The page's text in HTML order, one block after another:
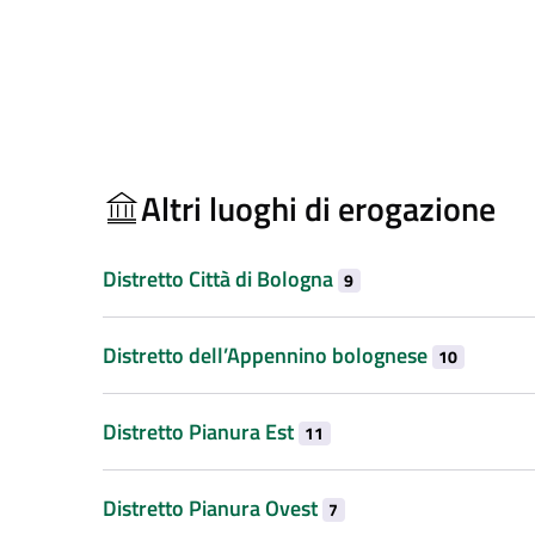
Altri luoghi di erogazione
Distretto Città di Bologna 9
Distretto dell’Appennino bolognese 10
Distretto Pianura Est 11
Distretto Pianura Ovest 7